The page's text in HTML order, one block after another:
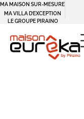
MA MAISON SUR-MESURE
MA VILLA D’EXCEPTION
LE GROUPE PIRAINO